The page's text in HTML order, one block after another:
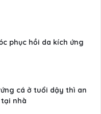
phục hồi da kích ứng
cá ở tuổi dậy thì an
nhà